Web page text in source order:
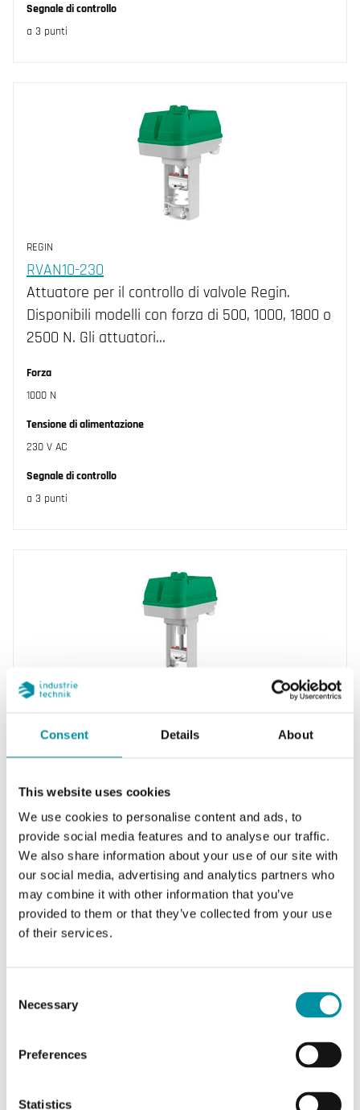
Consent Details About
This website uses cookies
We use cookies to personalise content and ads, to
provide social media features and to analyse our traffic.
We also share information about your use of our site with
our social media, advertising and analytics partners who
may combine it with other information that you’ve
provided to them or that they’ve collected from your use
of their services.
Selection
Necessary
Preferences
Statistics
Segnale di controllo
a 3 punti
REGIN
RVAN10-230
Attuatore per il controllo di valvole Regin.
Disponibili modelli con forza di 500, 1000, 1800 o
2500 N. Gli attuatori…
Forza
1000 N
Tensione di alimentazione
230 V AC
Segnale di controllo
a 3 punti
RVAN18-230
Attuatore per il controllo di valvole Regin.
Disponibili modelli con forza di 500, 1000, 1800 o
Forza
1800 N
Tensione di alimentazione
230 V AC